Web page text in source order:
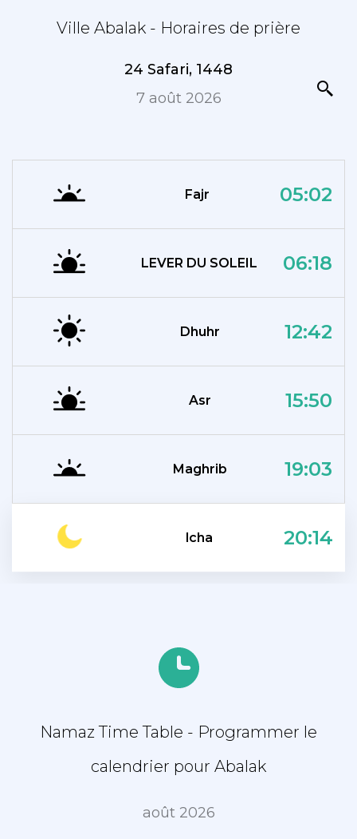
Ville Abalak - Horaires de prière
24 Safari, 1448
7 août 2026
Fajr 05:02
LEVER DU SOLEIL 06:18
Dhuhr 12:42
Asr 15:50
Maghrib 19:03
Icha 20:14
Namaz Time Table - Programmer le
calendrier pour Abalak
août 2026